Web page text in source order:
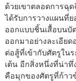
ด้วยเขาตลอดการฉุ
ได้รับการวางแผนที่
ออกแบบชิ้นเสื้อบนบั
ออกมาอย่างละเอีย
ต่อสู้ที่เข้ากับศัตรูใน
เต้น อีกสิ่งหนึ่งที่น่าทึ่
คือมุกของศัตรูที่ก้าว